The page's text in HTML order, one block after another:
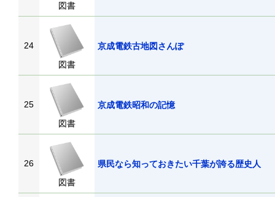
図書
24
図書
京成電鉄古地図さんぽ
25
図書
京成電鉄昭和の記憶
26
図書
県民なら知っておきたい千葉が誇る歴史人